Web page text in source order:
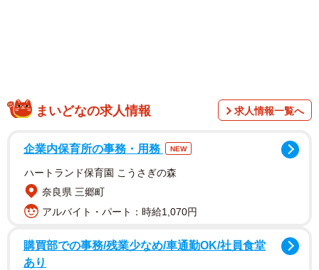
で大きく迂回するか、あるいはロシアや北朝鮮の港湾を借
する豆満江の下流地域は、河口までの約15キロメートルが
北朝鮮とロシアの領土に挟まれており、中国は日本海への
直通航路を事実上塞がれた状態にある。そのため、中国の
船舶が豆満江を通って日本海へ自由に抜けるためには、北
条件となっている。
まいどなの求人情報 求人情報一覧へ
企業内保育所の事務・用務 NEW
ハートランド保育園 こうさぎの森
奈良県 三郷町
アルバイト・パート：時給1,070円
購買部での事務/残業少なめ/車通勤OK/社員食堂
あり